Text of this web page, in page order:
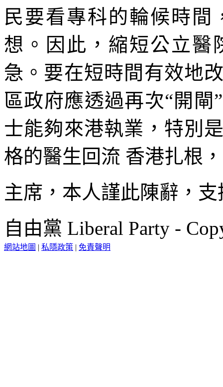
民要看專科的輪候時
想。因此，縮短公立醫
急。要在短時間有效地
區政府應透過再次“開
士能夠來港執業，特別
格的醫生回流 香港扎根
主席，本人謹此陳辭，
自由黨 Liberal Party -
網站地圖 | 私隱政策 | 免責聲明